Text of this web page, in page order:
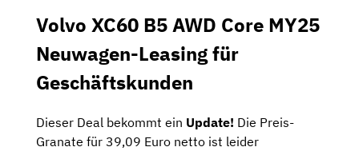
Volvo XC60 B5 AWD Core MY25
Neuwagen-Leasing für
Geschäftskunden
Dieser Deal bekommt ein Update! Die Preis-
Granate für 39,09 Euro netto ist leider